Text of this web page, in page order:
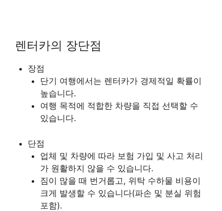
렌터카의 장단점
장점
단기 여행에서는 렌터카가 경제적일 확률이
높습니다.
여행 목적에 적합한 차량을 직접 선택할 수
있습니다.
단점
업체 및 차량에 따라 보험 가입 및 사고 처리
가 원활하지 않을 수 있습니다.
짐이 많을 때 번거롭고, 위탁 수하물 비용이
크게 발생할 수 있습니다(파손 및 분실 위험
포함).